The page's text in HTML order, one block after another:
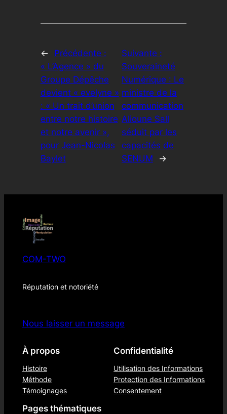
←
Précédente :
« L’Agence » du
Groupe Dépêche
devient « evelyne »
: « Un trait d’union
entre notre histoire
et notre avenir »,
pour Jean-Nicolas
Baylet
Suivante :
Souveraineté
Numérique : Le
ministre de la
communication
Alioune Sall
séduit par les
capacités de
SENUM
→
COM-TWO
Réputation et notoriété
Nous laisser un message
À propos
Histoire
Méthode
Témoignages
Confidentialité
Utilisation des Informations
Protection des Informations
Consentement
Pages thématiques